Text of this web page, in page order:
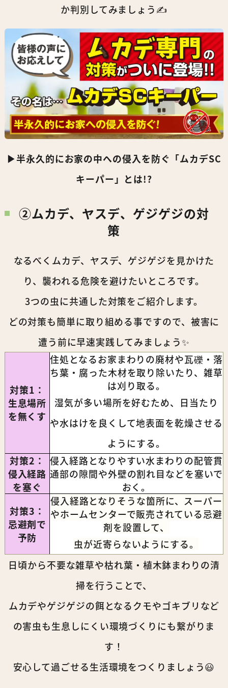
か判別してみましょう✍️
▶︎半永久的にお家の中への侵入を防ぐ「ムカデSC
キーパー」とは!?
②ムカデ、ヤスデ、ゲジゲジの対
策
なるべくムカデ、ヤスデ、ゲジゲジを見かけた
り、襲われる危険を避けたいところです。
3つの虫に共通した対策をご紹介します。
どの対策も簡単に取り組める事ですので、被害に
遭う前に早速実践してみましょう✨
対策1：
生息場所
を無くす
住処となるお家まわりの廃材や瓦礫・落
ち葉・腐った木材を取り除いたり、雑草
は刈り取る。
湿気が多い場所を好むため、日当たり
や水はけを良くして地表面を乾燥させる
ようにする。
対策2：
侵入経路
を塞ぐ
侵入経路となりやすい水まわりの配管貫
通部の隙間や外壁の割れ目などを塞いで
おく。
対策3：
忌避剤で
予防
侵入経路となりそうな箇所に、スーパー
やホームセンターで販売されている忌避
剤を設置して、
虫が近寄らないようにする。
日頃から不要な雑草や枯れ葉・植木鉢まわりの清
掃を行うことで、
ムカデやゲジゲジの餌となるクモやゴキブリなど
の害虫も生息しにくい環境づくりにも繋がりま
す！
安心して過ごせる生活環境をつくりましょう😃